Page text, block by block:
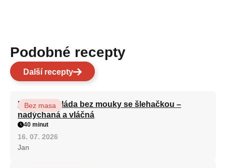
Podobné recepty
Další recepty
Kakaová roláda bez mouky se šlehačkou –
nadýchaná a vláčná
Bez masa
40 minut
16. 07. 2026
Jan